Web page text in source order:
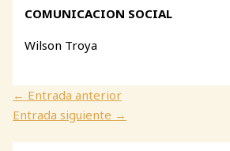
COMUNICACION SOCIAL
Wilson Troya
← Entrada anterior
Entrada siguiente →